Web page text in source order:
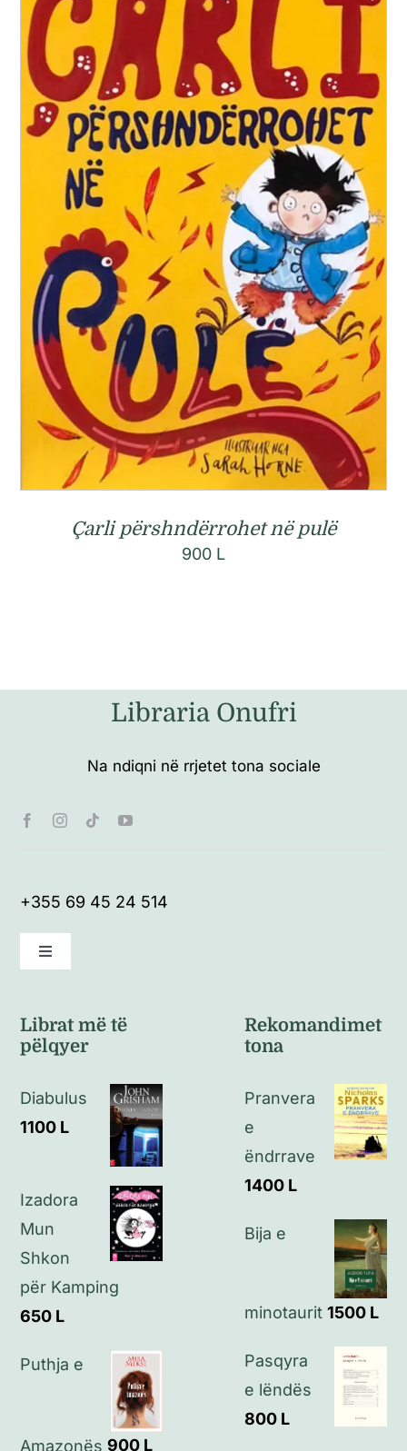
Çarli përshndërrohet në pulë
900 L
Libraria Onufri
Na ndiqni në rrjetet tona sociale
+355 69 45 24 514
Toggle
Politikat e kthimeve
Politikat e privatësisë
Librat më të
pëlqyer
Diabulus
1100 L
Izadora
Mun
Shkon
për Kamping
650 L
Puthja e
Amazonës 900 L
Rekomandimet
tona
Pranvera
e
ëndrrave
1400 L
Bija e
minotaurit 1500 L
Pasqyra
e lëndës
800 L